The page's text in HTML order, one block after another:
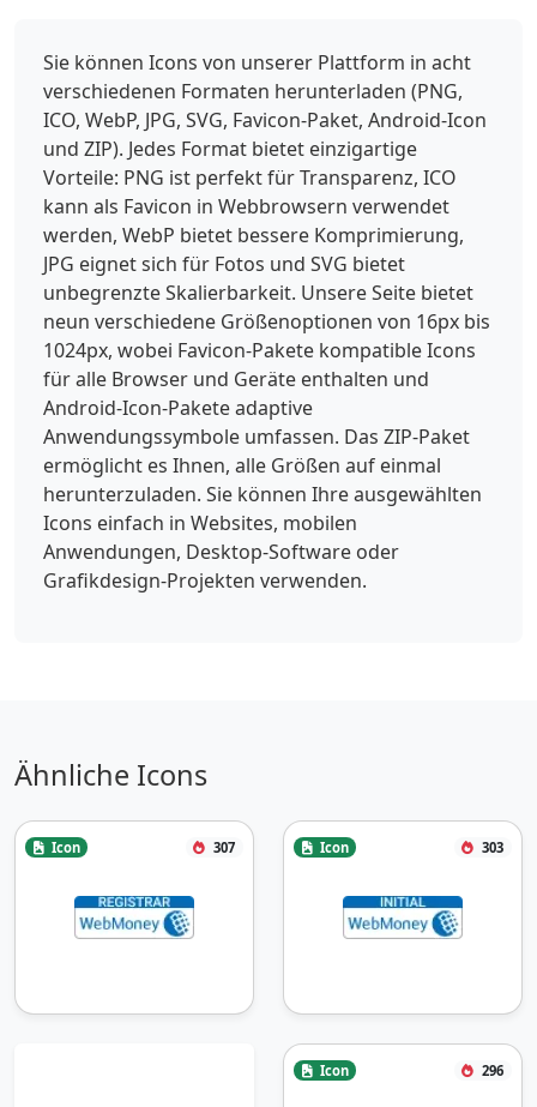
Sie können Icons von unserer Plattform in acht
verschiedenen Formaten herunterladen (PNG,
ICO, WebP, JPG, SVG, Favicon-Paket, Android-Icon
und ZIP). Jedes Format bietet einzigartige
Vorteile: PNG ist perfekt für Transparenz, ICO
kann als Favicon in Webbrowsern verwendet
werden, WebP bietet bessere Komprimierung,
JPG eignet sich für Fotos und SVG bietet
unbegrenzte Skalierbarkeit. Unsere Seite bietet
neun verschiedene Größenoptionen von 16px bis
1024px, wobei Favicon-Pakete kompatible Icons
für alle Browser und Geräte enthalten und
Android-Icon-Pakete adaptive
Anwendungssymbole umfassen. Das ZIP-Paket
ermöglicht es Ihnen, alle Größen auf einmal
herunterzuladen. Sie können Ihre ausgewählten
Icons einfach in Websites, mobilen
Anwendungen, Desktop-Software oder
Grafikdesign-Projekten verwenden.
Ähnliche Icons
Icon 307 Icon 303
Icon 296